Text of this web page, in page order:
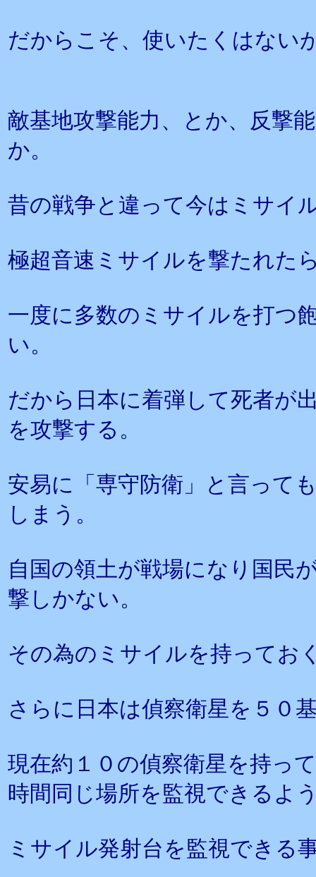
だからこそ、使いたくはない
敵基地攻撃能力、とか、反撃
か。
昔の戦争と違って今はミサイ
極超音速ミサイルを撃たれた
一度に多数のミサイルを打つ
い。
だから日本に着弾して死者が
を攻撃する。
安易に「専守防衛」と言って
しまう。
自国の領土が戦場になり国民
撃しかない。
その為のミサイルを持ってお
さらに日本は偵察衛星を５０
現在約１０の偵察衛星を持っ
時間同じ場所を監視できるよ
ミサイル発射台を監視できる